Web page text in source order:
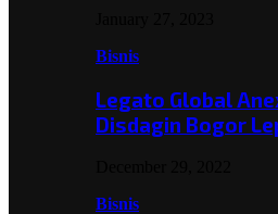
Bisnis
Legato Global
Disdagin Bogor
Bisnis